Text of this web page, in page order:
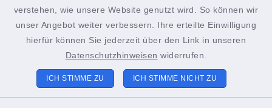
verstehen, wie unsere Website genutzt wird. So können wir
unser Angebot weiter verbessern. Ihre erteilte Einwilligung
hierfür können Sie jederzeit über den Link in unseren
Datenschutzhinweisen widerrufen.
ICH STIMME ZU ICH STIMME NICHT ZU
facebookinstagram
Podcast